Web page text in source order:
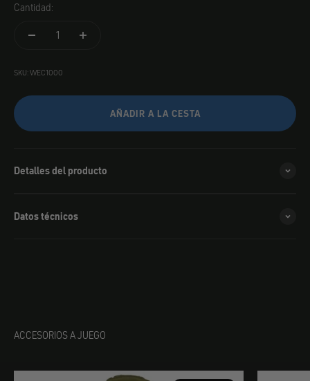
Cantidad:
SKU: WEC1000
AÑADIR A LA CESTA
Detalles del producto
Datos técnicos
ACCESORIOS A JUEGO